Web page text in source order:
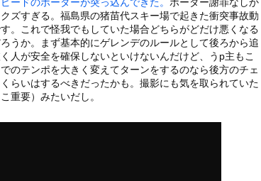
女性とデートか？
。 RSS設定 更新順130件まで。それ以降の古いものは表
ズすぎる。福島県の猪苗代スキー場で起きた衝突事故動
。これで怪我でもしていた場合どちらがどだけ悪くなる
うか。まず基本的にゲレンデのルールとして後ろから追
人が安全を確保しないといけないんだけど、うp主もこ
のテンポを大きく変えてターンをするのなら後方のチェ
らいはするべきだったかも。撮影にも気を取られていた
こ重要）みたいだし。